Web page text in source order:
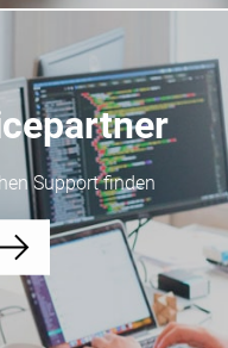
Support finden